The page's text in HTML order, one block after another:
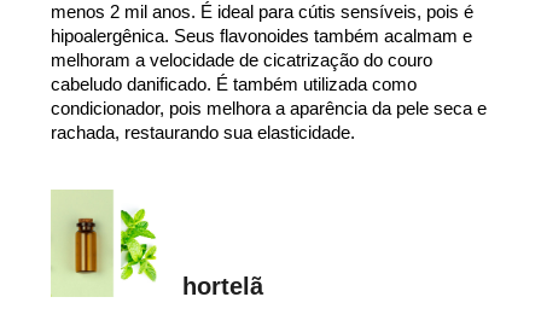
menos 2 mil anos. É ideal para cútis sensíveis, pois é
hipoalergênica. Seus flavonoides também acalmam e
melhoram a velocidade de cicatrização do couro
cabeludo danificado. É também utilizada como
condicionador, pois melhora a aparência da pele seca e
rachada, restaurando sua elasticidade.
hortelã